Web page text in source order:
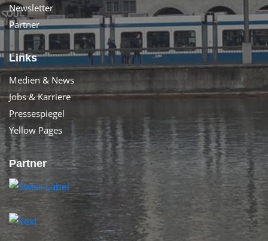
Newsletter
Partner
Links
Medien & News
Jobs & Karriere
Pressespiegel
Yellow Pages
Partner